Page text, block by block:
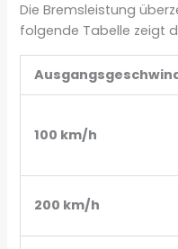
Die Bremsleistung
folgende Tabelle zeigt
100 km/h
200 km/h